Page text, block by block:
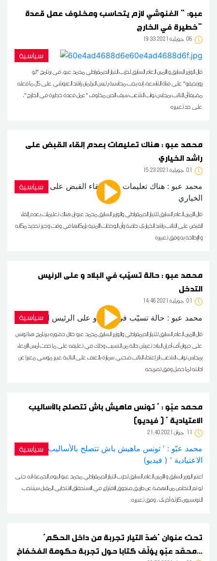
عبو: " الغنوشي لازم يتحاسب ومخلوف عمل قعدة
خطيرة في الخارج"
06 19:33 2021 جويلية
سياسية
قال الوزير السابق و الأمين العام السابق لحزب التيار الديمقراطي محمد عبو، في برنامج "لو
روزنديفو" على قناة التاسعة، إنه يجب محاسبة رئيس البرلمان راشد الغنوشي على كل ما فعله
مضيفا أن النائب بمجلس نواب الشعب سيف الدين مخلوف "عمل قعدة خطيرة في الخارج"،
على حد تعبيره
محمد عبو : هناك تعليمات بعدم إلقاء القبض على
راشد الخياري
01 15:23 2021 جويلية
سياسية
قال الأمين العام السابق للتيار الديمقراطي والوزير السابق محمد عبو إن هناك تعليمات بعدم إلقاء
القبض على النائب راشد الخياري خاصة وأن الوحدات الأمنية بإمكانها في وقت وجيز تحديد مكانه
و الإطاحة به وفق تعبيره
محمد عبو : حالة تسيّب في البلاد و على الرئيس
التدخل
01 14:46 2021 جويلية
سياسية
قال الأمين العام السابق للتيار الديمقراطي والوزير السابق محمد عبو خلال حضوره ببرنامج هنا تونس
على ديوان أف أم إن البلاد تعيش حالة من التسيب وذلك في تعليقه على ما حدث أمس الأربعاء
بمجلس نواب الشعب اثر إعتداء النائب صحبي سمارة بالعنف على النائبة عبير موسي معبرا عن
ادانته لما حصل وفق تصريحه
محمد عبّو : ' تونس ماهيش باش تتصلح بالأساليب
الاعتيادية ' ( فيديو)
11 21:40 2021 جوان
سياسية
اعتبر الوزير السابق و الأمين العام السابق لحزب التيار الديمقراطي محمد عبو اليوم الجمعة انه حتى
لو تم التخلص من النهضة عن طريق صندوق الاقتراع في الاستحقاق الانتخابي المقبل سينتخب
التونسيون كارثة أخرى ، وفق تعبيره.
تحت عنوان 'ضدّ التيار تجربة من داخل الحكم'
...محمّد عبّو يؤلّف كتابا حول تجربة حكومة الفخفاخ